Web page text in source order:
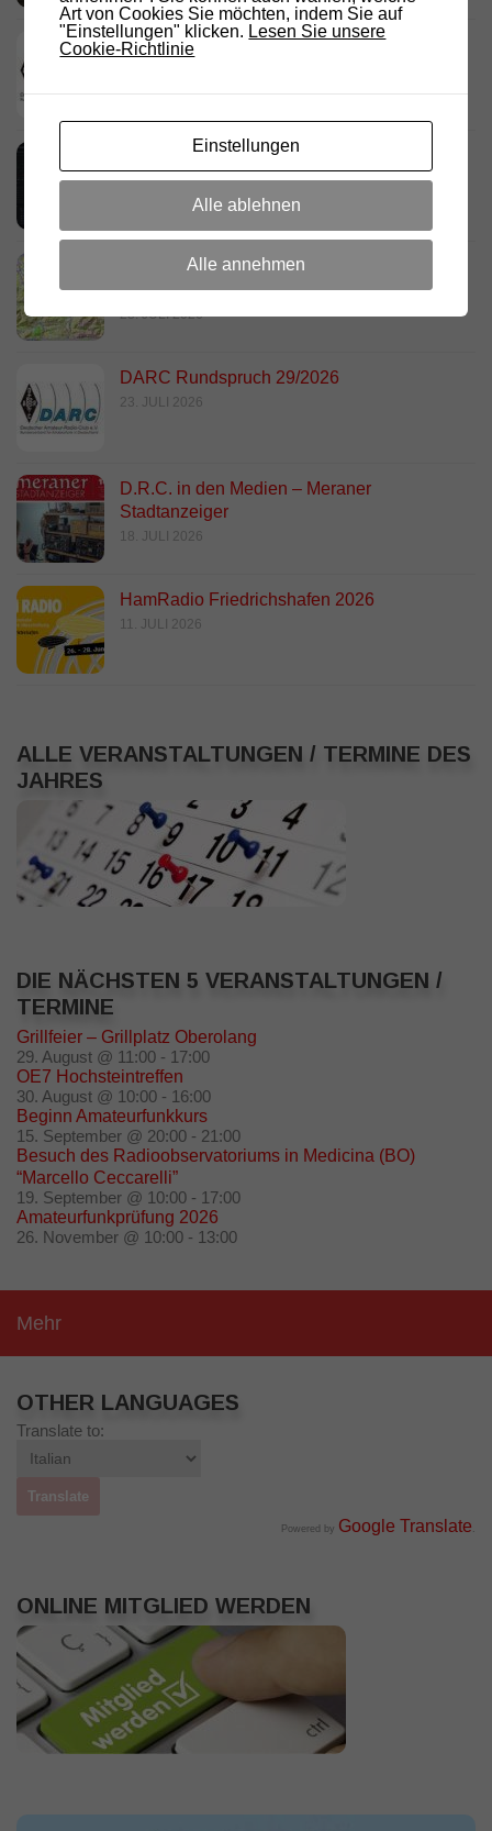
Deutschland Rundspruch 30/2026
Neues dashboard für APRS Digi
28. JULI 2026
Link Südtirol Murnau Süd ändert QRG und
Standort
23. JULI 2026
DARC Rundspruch 29/2026
23. JULI 2026
D.R.C. in den Medien – Meraner
Stadtanzeiger
18. JULI 2026
HamRadio Friedrichshafen 2026
11. JULI 2026
ALLE VERANSTALTUNGEN / TERMINE DES
JAHRES
DIE NÄCHSTEN 5 VERANSTALTUNGEN /
TERMINE
Grillfeier – Grillplatz Oberolang
29. August @ 11:00 - 17:00
OE7 Hochsteintreffen
30. August @ 10:00 - 16:00
Beginn Amateurfunkkurs
15. September @ 20:00 - 21:00
Besuch des Radioobservatoriums in Medicina (BO)
“Marcello Ceccarelli”
19. September @ 10:00 - 17:00
Amateurfunkprüfung 2026
26. November @ 10:00 - 13:00
Mehr
OTHER LANGUAGES
Translate to:
Powered by Google Translate .
ONLINE MITGLIED WERDEN
Art von Cookies Sie möchten, indem Sie auf
"Einstellungen" klicken. Lesen Sie unsere
Cookie-Richtlinie
Einstellungen
Alle ablehnen
Alle annehmen